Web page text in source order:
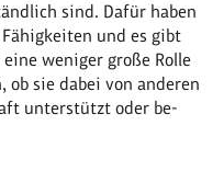
sind. Dafür haben
und es gibt
weniger große Rolle
ob sie dabei von anderen
unterstützt oder be-